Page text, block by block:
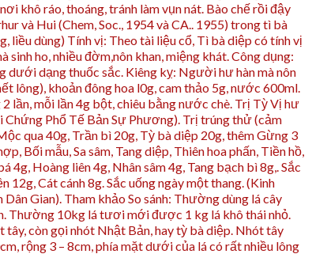
khô ráo, thoáng, tránh làm vụn nát. Bào chế rồi đậy
và Hui (Chem, Soc., 1954 và CA.. 1955) trong tì bà
liều dùng) Tính vị: Theo tài liệu cổ, Tì bà diệp có tính vị
sinh ho, nhiều đờm,nôn khan, miệng khát. Công dụng:
dưới dạng thuốc sắc. Kiêng kỵ: Người hư hàn mà nôn
lông), khoản đông hoa l0g, cam thảo 5g, nước 600ml.
lần, mỗi lần 4g bột, chiêu bằng nước chè. Trị Tỳ Vị hư
Chứng Phổ Tế Bản Sự Phương). Trị trúng thử (cảm
qua 40g, Trần bì 20g, Tỳ bà diệp 20g, thêm Gừng 3
Bối mẫu, Sa sâm, Tang diệp, Thiên hoa phấn, Tiền hồ,
Hoàng liên 4g, Nhân sâm 4g, Tang bạch bì 8g,. Sắc
Cát cánh 8g. Sắc uống ngày một thang. (Kinh
Gian). Tham khảo So sánh: Thường dùng lá cây
Thường 10kg lá tươi mới được 1 kg lá khô thái nhỏ.
còn gọi nhót Nhật Bản, hay tỳ bà diệp. Nhót tây
rộng 3 – 8cm, phía mặt dưới của lá có rất nhiều lông